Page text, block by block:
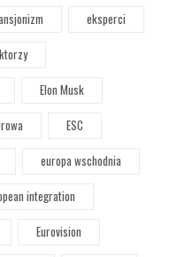
eksperci
Elon Musk
ESC
europa wschodnia
integration
Eurovision